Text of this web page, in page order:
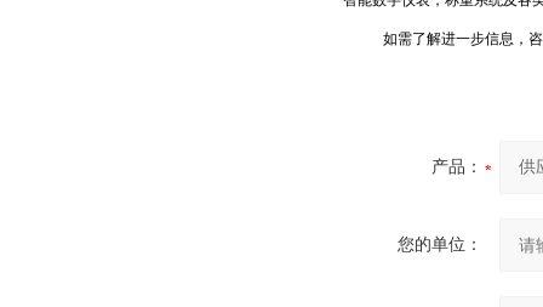
如需了解进一步信息，
产品：
您的单位：